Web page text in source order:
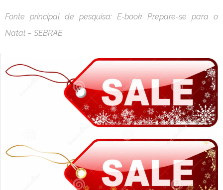
Fonte principal de pesquisa: E-book Prepare-se para o
Natal – SEBRAE